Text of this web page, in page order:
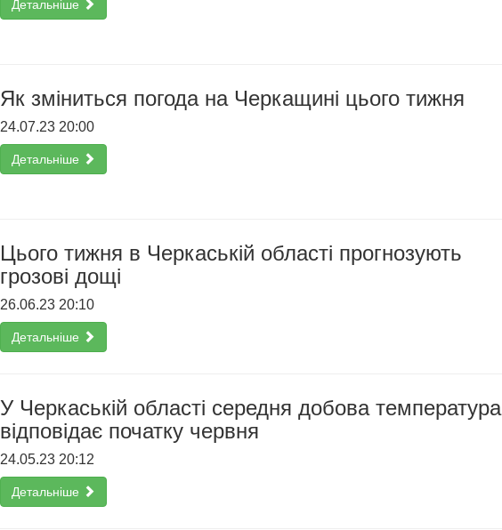
Детальніше
Як зміниться погода на Черкащині цього тижня
24.07.23 20:00
Детальніше
Цього тижня в Черкаській області прогнозують
грозові дощі
26.06.23 20:10
Детальніше
У Черкаській області середня добова температура
відповідає початку червня
24.05.23 20:12
Детальніше